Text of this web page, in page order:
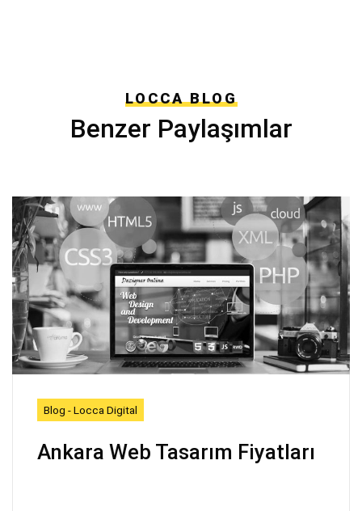
LOCCA BLOG
Benzer Paylaşımlar
Blog - Locca Digital
Ankara Web Tasarım Fiyatları